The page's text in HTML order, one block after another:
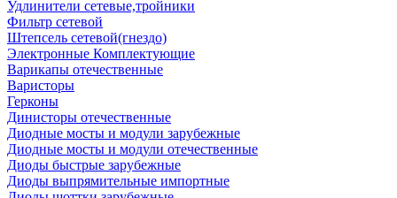
Удлинители сетевые,тройники
Фильтр сетевой
Штепсель сетевой(гнездо)
Электронные Комплектующие
Варикапы отечественные
Варисторы
Герконы
Динисторы отечественные
Диодные мосты и модули зарубежные
Диодные мосты и модули отечественные
Диоды быстрые зарубежные
Диоды выпрямительные импортные